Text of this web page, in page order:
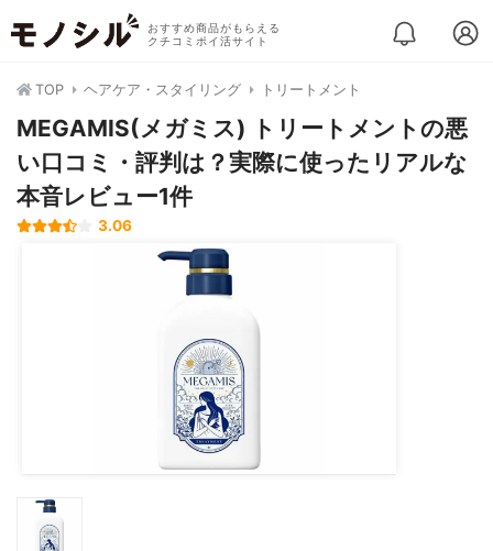
おすすめ商品がもらえる
クチコミポイ活サイト
TOP ヘアケア・スタイリング トリートメント
MEGAMIS(メガミス) トリートメントの悪
い口コミ・評判は？実際に使ったリアルな
本音レビュー1件
3.06